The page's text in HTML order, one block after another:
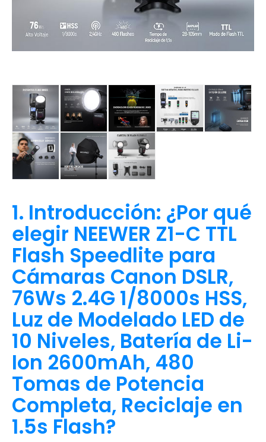
1. Introducción: ¿Por qué
elegir NEEWER Z1-C TTL
Flash Speedlite para
Cámaras Canon DSLR,
76Ws 2.4G 1/8000s HSS,
Luz de Modelado LED de
10 Niveles, Batería de Li-
Ion 2600mAh, 480
Tomas de Potencia
Completa, Reciclaje en
1.5s Flash?